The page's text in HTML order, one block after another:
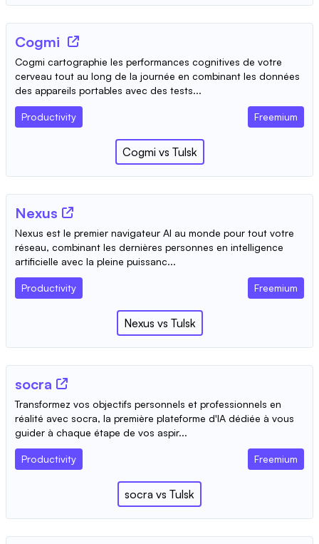
Cogmi
Cogmi cartographie les performances cognitives de votre
cerveau tout au long de la journée en combinant les données
des appareils portables avec des tests...
Productivity Freemium
Cogmi vs Tulsk
Nexus
Nexus est le premier navigateur AI au monde pour tout votre
réseau, combinant les dernières personnes en intelligence
artificielle avec la pleine puissanc...
Productivity Freemium
Nexus vs Tulsk
socra
Transformez vos objectifs personnels et professionnels en
réalité avec socra, la première plateforme d'IA dédiée à vous
guider à chaque étape de vos aspir...
Productivity Freemium
socra vs Tulsk